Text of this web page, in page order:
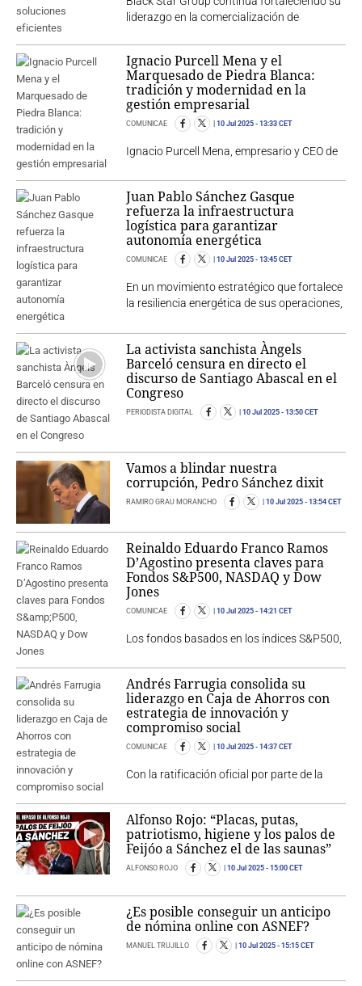
liderazgo en la comercialización de
Ignacio Purcell Mena y el
Marquesado de Piedra Blanca:
tradición y modernidad en la
gestión empresarial
COMUNICAE 10 Jul 2025 - 13:33 CET
Ignacio Purcell Mena, empresario y CEO de
Juan Pablo Sánchez Gasque
refuerza la infraestructura
logística para garantizar
autonomía energética
COMUNICAE 10 Jul 2025 - 13:45 CET
En un movimiento estratégico que fortalece
la resiliencia energética de sus operaciones,
La activista sanchista Àngels
Barceló censura en directo el
discurso de Santiago Abascal en el
Congreso
PERIODISTA DIGITAL 10 Jul 2025 - 13:50 CET
Vamos a blindar nuestra
corrupción, Pedro Sánchez dixit
RAMIRO GRAU MORANCHO 10 Jul 2025 - 13:54 CET
Reinaldo Eduardo Franco Ramos
D’Agostino presenta claves para
Fondos S&P500, NASDAQ y Dow
Jones
COMUNICAE 10 Jul 2025 - 14:21 CET
Los fondos basados en los índices S&P500,
Andrés Farrugia consolida su
liderazgo en Caja de Ahorros con
estrategia de innovación y
compromiso social
COMUNICAE 10 Jul 2025 - 14:37 CET
Con la ratificación oficial por parte de la
Alfonso Rojo: “Placas, putas,
patriotismo, higiene y los palos de
Feijóo a Sánchez el de las saunas”
ALFONSO ROJO 10 Jul 2025 - 15:00 CET
¿Es posible conseguir un anticipo
de nómina online con ASNEF?
MANUEL TRUJILLO 10 Jul 2025 - 15:15 CET